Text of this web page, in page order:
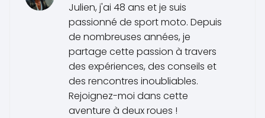
Julien, j'ai 48 ans et je suis
passionné de sport moto. Depuis
de nombreuses années, je
partage cette passion à travers
des expériences, des conseils et
des rencontres inoubliables.
Rejoignez-moi dans cette
aventure à deux roues !